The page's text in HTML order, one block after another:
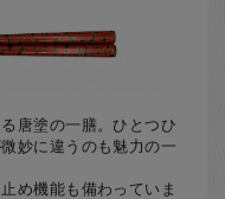
唐塗の一膳。ひとつひ
妙に違うのも魅力の一
め機能も備わっていま